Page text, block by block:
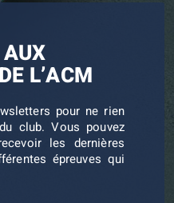
L’ACM
pour ne rien
club. Vous pouvez
les dernières
épreuves qui